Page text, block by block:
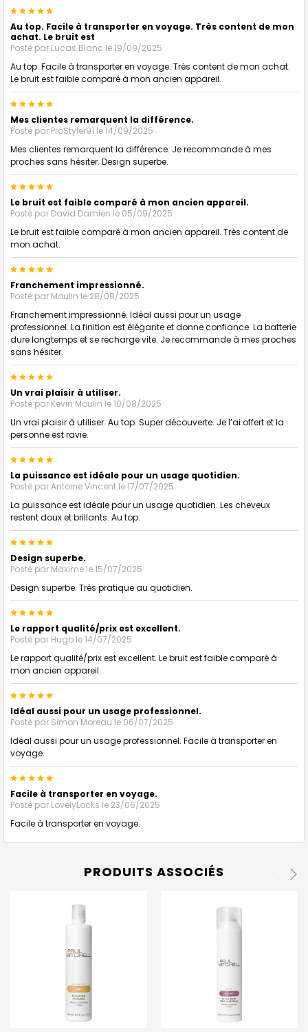
5
Au top. Facile à transporter en voyage. Très content de mon
achat. Le bruit est
Posté par Lucas Blanc le 19/09/2025
Au top. Facile à transporter en voyage. Très content de mon achat.
Le bruit est faible comparé à mon ancien appareil.
5
Mes clientes remarquent la différence.
Posté par ProStyler91 le 14/09/2025
Mes clientes remarquent la différence. Je recommande à mes
proches sans hésiter. Design superbe.
5
Le bruit est faible comparé à mon ancien appareil.
Posté par David Damien le 05/09/2025
Le bruit est faible comparé à mon ancien appareil. Très content de
mon achat.
5
Franchement impressionné.
Posté par Moulin le 28/08/2025
Franchement impressionné. Idéal aussi pour un usage
professionnel. La finition est élégante et donne confiance. La batterie
dure longtemps et se recharge vite. Je recommande à mes proches
sans hésiter.
5
Un vrai plaisir à utiliser.
Posté par Kevin Moulin le 10/08/2025
Un vrai plaisir à utiliser. Au top. Super découverte. Je l’ai offert et la
personne est ravie.
5
La puissance est idéale pour un usage quotidien.
Posté parAntoine Vincent le 17/07/2025
La puissance est idéale pour un usage quotidien. Les cheveux
restent doux et brillants. Au top.
5
Design superbe.
Posté par Maxime le 15/07/2025
Design superbe. Très pratique au quotidien.
5
Le rapport qualité/prix est excellent.
Posté par Hugo le 14/07/2025
Le rapport qualité/prix est excellent. Le bruit est faible comparé à
mon ancien appareil.
5
Idéal aussi pour un usage professionnel.
Posté par Simon Moreau le 06/07/2025
Idéal aussi pour un usage professionnel. Facile à transporter en
voyage.
5
Facile à transporter en voyage.
Posté par LovelyLocks le 23/06/2025
Facile à transporter en voyage.
PRODUITS ASSOCIÉS